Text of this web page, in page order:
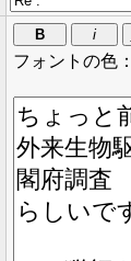
フォントの色：